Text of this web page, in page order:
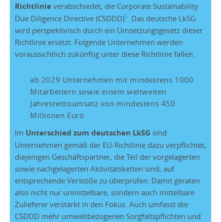
Richtlinie verabschiedet, die Corporate Sustainability
Due Diligence Directive (CSDDD)5 . Das deutsche LkSG
wird perspektivisch durch ein Umsetzungsgesetz dieser
Richtlinie ersetzt. Folgende Unternehmen werden
voraussichtlich zukünftig unter diese Richtlinie fallen:
ab 2029 Unternehmen mit mindestens 1000
Mitarbeitern sowie einem weltweiten
Jahresnettoumsatz von mindestens 450
Millionen Euro
Im Unterschied zum deutschen LkSG sind
Unternehmen gemäß der EU-Richtlinie dazu verpflichtet,
diejenigen Geschäftspartner, die Teil der vorgelagerten
sowie nachgelagerten Aktivitätsketten sind, auf
entsprechende Verstöße zu überprüfen. Damit geraten
also nicht nur unmittelbare, sondern auch mittelbare
Zulieferer verstärkt in den Fokus. Auch umfasst die
CSDDD mehr umweltbezogenen Sorgfaltspflichten und